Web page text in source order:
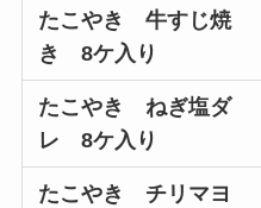
たこやき 牛すじ焼
き 8ケ入り
たこやき ねぎ塩ダ
レ 8ケ入り
たこやき チリマヨ